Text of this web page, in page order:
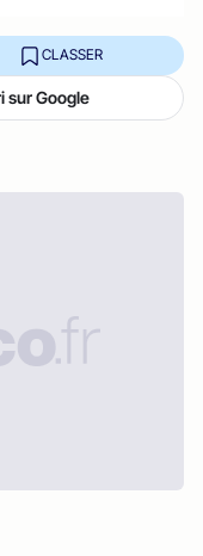
CLASSER
sur Google